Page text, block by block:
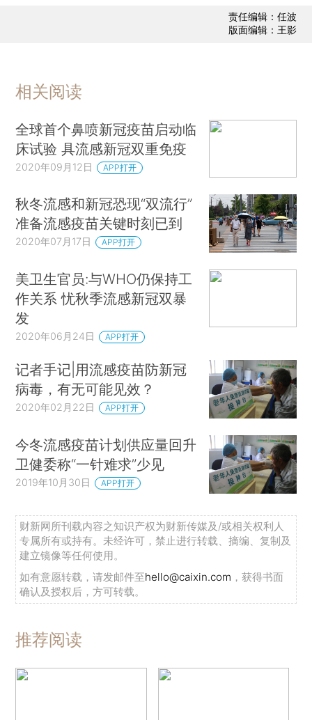
责任编辑：任波
版面编辑：王影
相关阅读
全球首个鼻喷新冠疫苗启动临
床试验 具流感新冠双重免疫
2020年09月12日 APP打开
秋冬流感和新冠恐现“双流行”
准备流感疫苗关键时刻已到
2020年07月17日 APP打开
美卫生官员:与WHO仍保持工
作关系 忧秋季流感新冠双暴
发
2020年06月24日 APP打开
记者手记|用流感疫苗防新冠
病毒，有无可能见效？
2020年02月22日 APP打开
今冬流感疫苗计划供应量回升
卫健委称“一针难求”少见
2019年10月30日 APP打开
财新网所刊载内容之知识产权为财新传媒及/或相关权利人
专属所有或持有。未经许可，禁止进行转载、摘编、复制及
建立镜像等任何使用。
如有意愿转载，请发邮件至hello@caixin.com ，获得书面
确认及授权后，方可转载。
推荐阅读